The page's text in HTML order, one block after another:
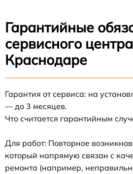
Гарантийные
сервисного
Краснодаре
Гарантия от сервиса: на
— до 3 месяцев.
Что считается гарантийным
Для работ: Повторное
который напрямую связан с
ремонта (например,